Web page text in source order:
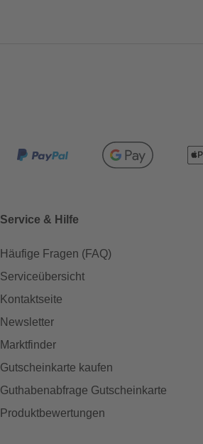
Service & Hilfe
Häufige Fragen (FAQ)
Serviceübersicht
Kontaktseite
Newsletter
Marktfinder
Gutscheinkarte kaufen
Guthabenabfrage Gutscheinkarte
Produktbewertungen